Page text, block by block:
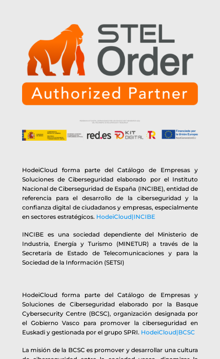
HodeiCloud forma parte del Catálogo de Empresas y
Soluciones de Ciberseguridad elaborado por el Instituto
Nacional de Ciberseguridad de España (INCIBE), entidad de
referencia para el desarrollo de la ciberseguridad y la
confianza digital de ciudadanos y empresas, especialmente
en sectores estratégicos. HodeiCloud|INCIBE
INCIBE es una sociedad dependiente del Ministerio de
Industria, Energía y Turismo (MINETUR) a través de la
Secretaría de Estado de Telecomunicaciones y para la
Sociedad de la Información (SETSI)
HodeiCloud forma parte del Catálogo de Empresas y
Soluciones de Ciberseguridad elaborado por la Basque
Cybersecurity Centre (BCSC), organización designada por
el Gobierno Vasco para promover la ciberseguridad en
Euskadi y gestionada por el grupo SPRI. HodeiCloud|BCSC
La misión de la BCSC es promover y desarrollar una cultura